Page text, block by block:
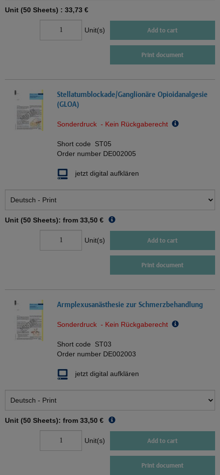
Unit (50 Sheets) : 33,73 €
Unit(s) Add to cart
Print document
Stellatumblockade/Ganglionäre Opioidanalgesie
(GLOA)
Sonderdruck - Kein Rückgaberecht
Short code ST05
Order number DE002005
jetzt digital aufklären
Unit (50 Sheets): from 33,50 €
Unit(s) Add to cart
Print document
Armplexusanästhesie zur Schmerzbehandlung
Sonderdruck - Kein Rückgaberecht
Short code ST03
Order number DE002003
jetzt digital aufklären
Unit (50 Sheets): from 33,50 €
Unit(s) Add to cart
Print document